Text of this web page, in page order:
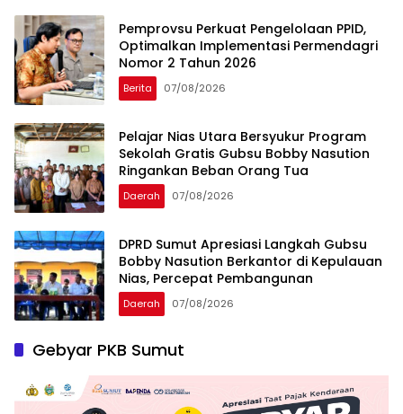
Pemprovsu Perkuat Pengelolaan PPID,
Optimalkan Implementasi Permendagri
Nomor 2 Tahun 2026
Berita 07/08/2026
Pelajar Nias Utara Bersyukur Program
Sekolah Gratis Gubsu Bobby Nasution
Ringankan Beban Orang Tua
Daerah 07/08/2026
DPRD Sumut Apresiasi Langkah Gubsu
Bobby Nasution Berkantor di Kepulauan
Nias, Percepat Pembangunan
Daerah 07/08/2026
Gebyar PKB Sumut